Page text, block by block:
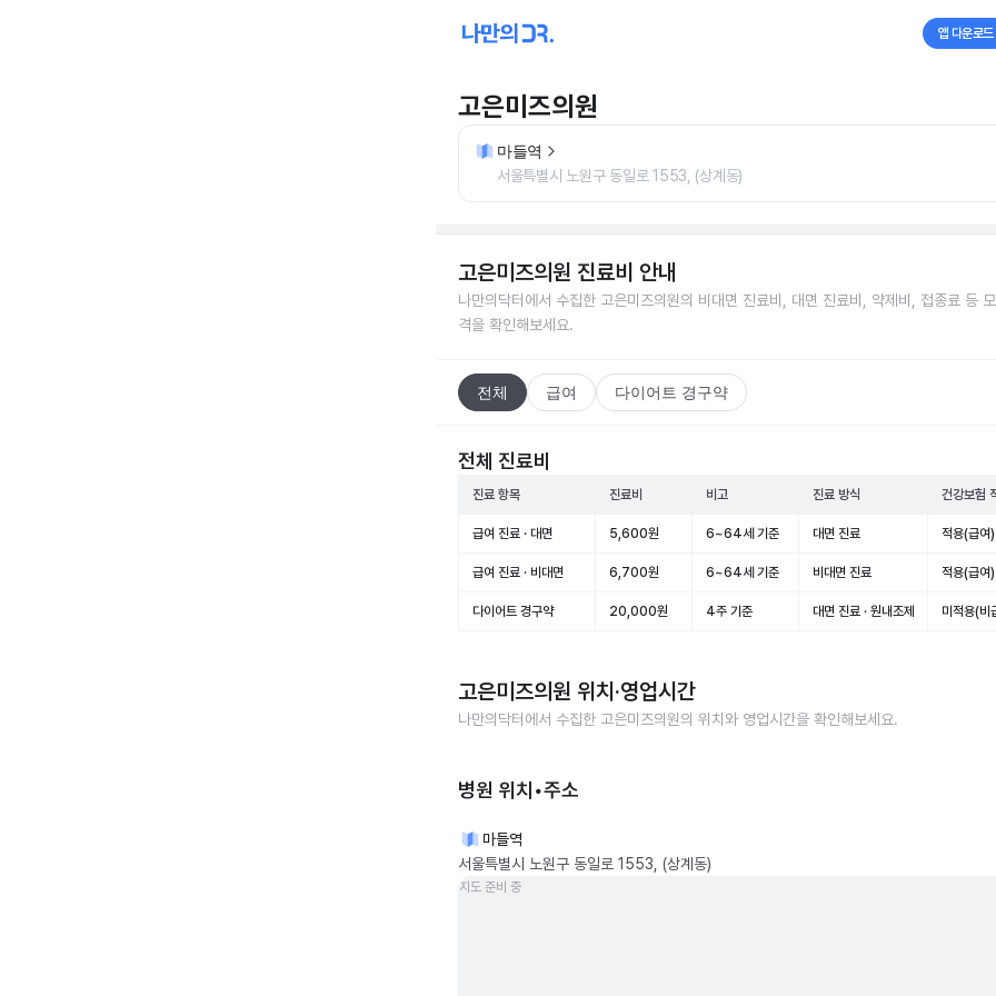
앱 다운로드
고은미즈의원
마들역
서울특별시 노원구 동일로 1553, (상계동)
고은미즈의원 진료비 안내
나만의닥터에서 수집한 고은미즈의원의 비대면 진료비, 대면 진료비, 약제비, 접종료 등
격을 확인해보세요.
전체 급여 다이어트 경구약
전체 진료비
진료 항목 진료비 비고 진료 방식 건강보험
급여 진료 · 대면 5,600원 6~64세 기준 대면 진료 적용(급여)
급여 진료 · 비대면 6,700원 6~64세 기준 비대면 진료 적용(급여)
다이어트 경구약 20,000원 4주 기준 대면 진료 · 원내조제 미적용(비
고은미즈의원 위치·영업시간
나만의닥터에서 수집한 고은미즈의원의 위치와 영업시간을 확인해보세요.
병원 위치•주소
마들역
서울특별시 노원구 동일로 1553, (상계동)
지도 준비 중